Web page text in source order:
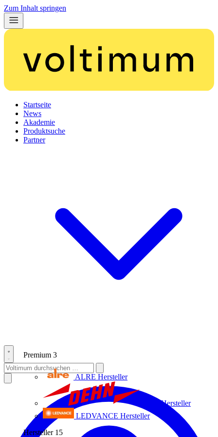
Zum Inhalt springen
Startseite
News
Akademie
Produktsuche
Partner
Premium 3
ALRE Hersteller
Hersteller
LEDVANCE Hersteller
Hersteller 15